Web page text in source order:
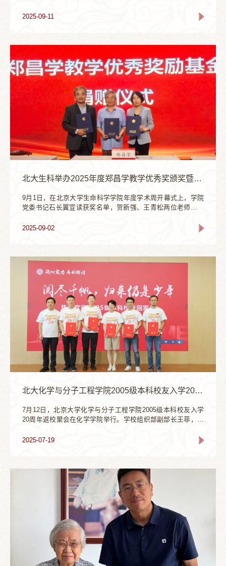
书记何光彩，副校长董志勇，教育基金会秘书长李宇宁、副秘
有光的慷慨捐赠表示感谢。他指出，此次捐赠体现出黄有光对
经济学教育事业的热...
2025-09-11
北大生科举办2025年度郑昌学教学优秀奖颁奖暨新捐赠仪式
9月1日，在北京大学生命科学学院年度学术周开幕式上，学院
党委书记石长翼宣读获奖名单，贺新强、王青松两位老师正式
学、北京大学教育基金会秘书长李宇宁、北京大学生命科学学
设立，2013年启评，主要用于奖励北京大学生命科学学院在教
学方面成绩优秀的教师。本次获奖的两名老师，都是经过学院
教代会推荐提名，院党政联席会议审核确认，最终确定的。本
次获奖的两位老师凭借其数十年的教学贡献和广受好评的课程
设计而深得师生爱戴。作为由北大生科校友捐赠的用于奖励教
学的重要奖项之一，郑昌学教学优秀奖自2013年至今，先后奖
励学院在教学工作中有突出表现的教师已达24人。2025年度颁
奖现场在颁奖仪式现场，已经88岁高龄的奖项发起人郑昌学校
友作了热情洋溢的发言，他深情回顾了自己在北大生科的求学
经历，尤其表达了对自己的恩师沈同先生、陈阅增先生等人的
思念与敬意；继而与大家分享了自己参与清华生物系复建的经
历与感悟，更加坚定了自己的教书育人之路。而这些也成就了
郑昌学校友的捐赠初心与行动决心。郑老师的深情讲述不时引
分别代表捐赠人、教育基金会、生命科学学院，三方现场签署
力。
2025-09-02
北大化学与分子工程学院2005级本科校友入学20周年返校聚会暨捐赠揭牌仪式举办
7月12日，北京大学化学与分子工程学院2005级本科校友入学
20周年返校聚会在化学学院举行。学校组织部副部长王菲，学
2005级马健校友主持。马健主持陈继涛对校友们的到来表示了
展，并向校友们对学院发展的助力表达了衷心的感谢。陈继涛
表示，学院见证了大家的成长，是大家永远的家园，期待与各
位校友携手同行，共谋发展。陈继涛作发展报告李娜回顾了二
十年前与同学们在燕园度过的难忘时光，为大家如今取得的成
就感到骄傲和自豪，她表示北大给予了同学们自由的发展空
间，期待同学们都能在自己的道路上顺利发展。看着同学们朝
气蓬勃的精神风貌，她祝愿同学们身体健康，生活幸福，常回
来看看。黄建滨回顾了与同学们相处的欢乐时光，与同学们交
流了二十年间发生的故事，将场内的气氛瞬间点燃。看着曾经
的青葱少年如今在各个领域发光发热，他叮嘱同学们带着北大
化学人的风格奋斗拼搏，同时也要静下心来热爱生活，关注生
2025-07-19